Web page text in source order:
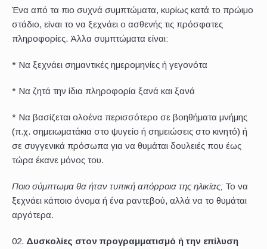
Ένα από τα πιο συχνά συμπτώματα, κυρίως κατά το πρώιμο
στάδιο, είναι το να ξεχνάει ο ασθενής τις πρόσφατες
πληροφορίες. Άλλα συμπτώματα είναι:
* Να ξεχνάει σημαντικές ημερομηνίες ή γεγονότα
* Να ζητά την ίδια πληροφορία ξανά και ξανά
* Να βασίζεται ολοένα περισσότερο σε βοηθήματα μνήμης
(π.χ. σημειωματάκια στο ψυγείο ή σημειώσεις στο κινητό) ή
σε συγγενικά πρόσωπα για να θυμάται δουλειές που έως
τώρα έκανε μόνος του.
Ποιο σύμπτωμα θα ήταν τυπική απόρροια της ηλικίας; Το να
ξεχνάει κάποιο όνομα ή ένα ραντεβού, αλλά να το θυμάται
αργότερα.
Δυσκολίες στον προγραμματισμό ή την επίλυση